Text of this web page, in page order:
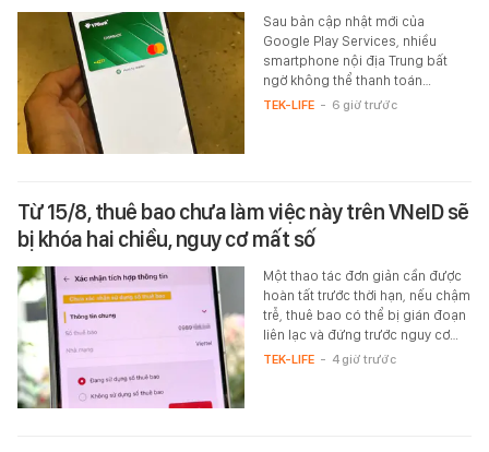
Sau bản cập nhật mới của
Google Play Services, nhiều
smartphone nội địa Trung bất
ngờ không thể thanh toán…
TEK-LIFE - 6 giờ trước
Từ 15/8, thuê bao chưa làm việc này trên VNeID sẽ
bị khóa hai chiều, nguy cơ mất số
Một thao tác đơn giản cần được
hoàn tất trước thời hạn, nếu chậm
trễ, thuê bao có thể bị gián đoạn
liên lạc và đứng trước nguy cơ…
TEK-LIFE - 4 giờ trước